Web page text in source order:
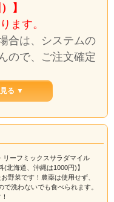
】
ます。
合は、システムの
ので、ご注文確定
何卒、ご了解くだ
育成されたレタス
様にも食べ易いレ
る ▼
リーフミックスサラダマイル
(北海道、沖縄は1000円)】
野菜です！農薬は使用せず、
洗わないでも食べられます。